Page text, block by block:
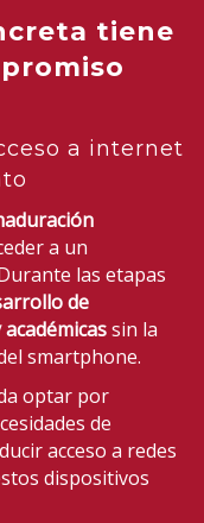
tiene
a internet
a un
las etapas
de
sin la
smartphone.
optar por
de
acceso a redes
dispositivos